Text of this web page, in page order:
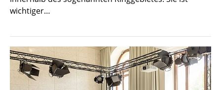
wichtiger…